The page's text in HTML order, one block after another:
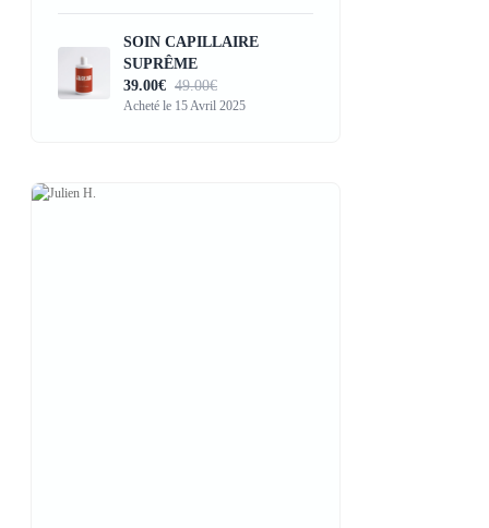
SOIN CAPILLAIRE
SUPRÊME
39.00€ 49.00€
Acheté le 15 Avril 2025